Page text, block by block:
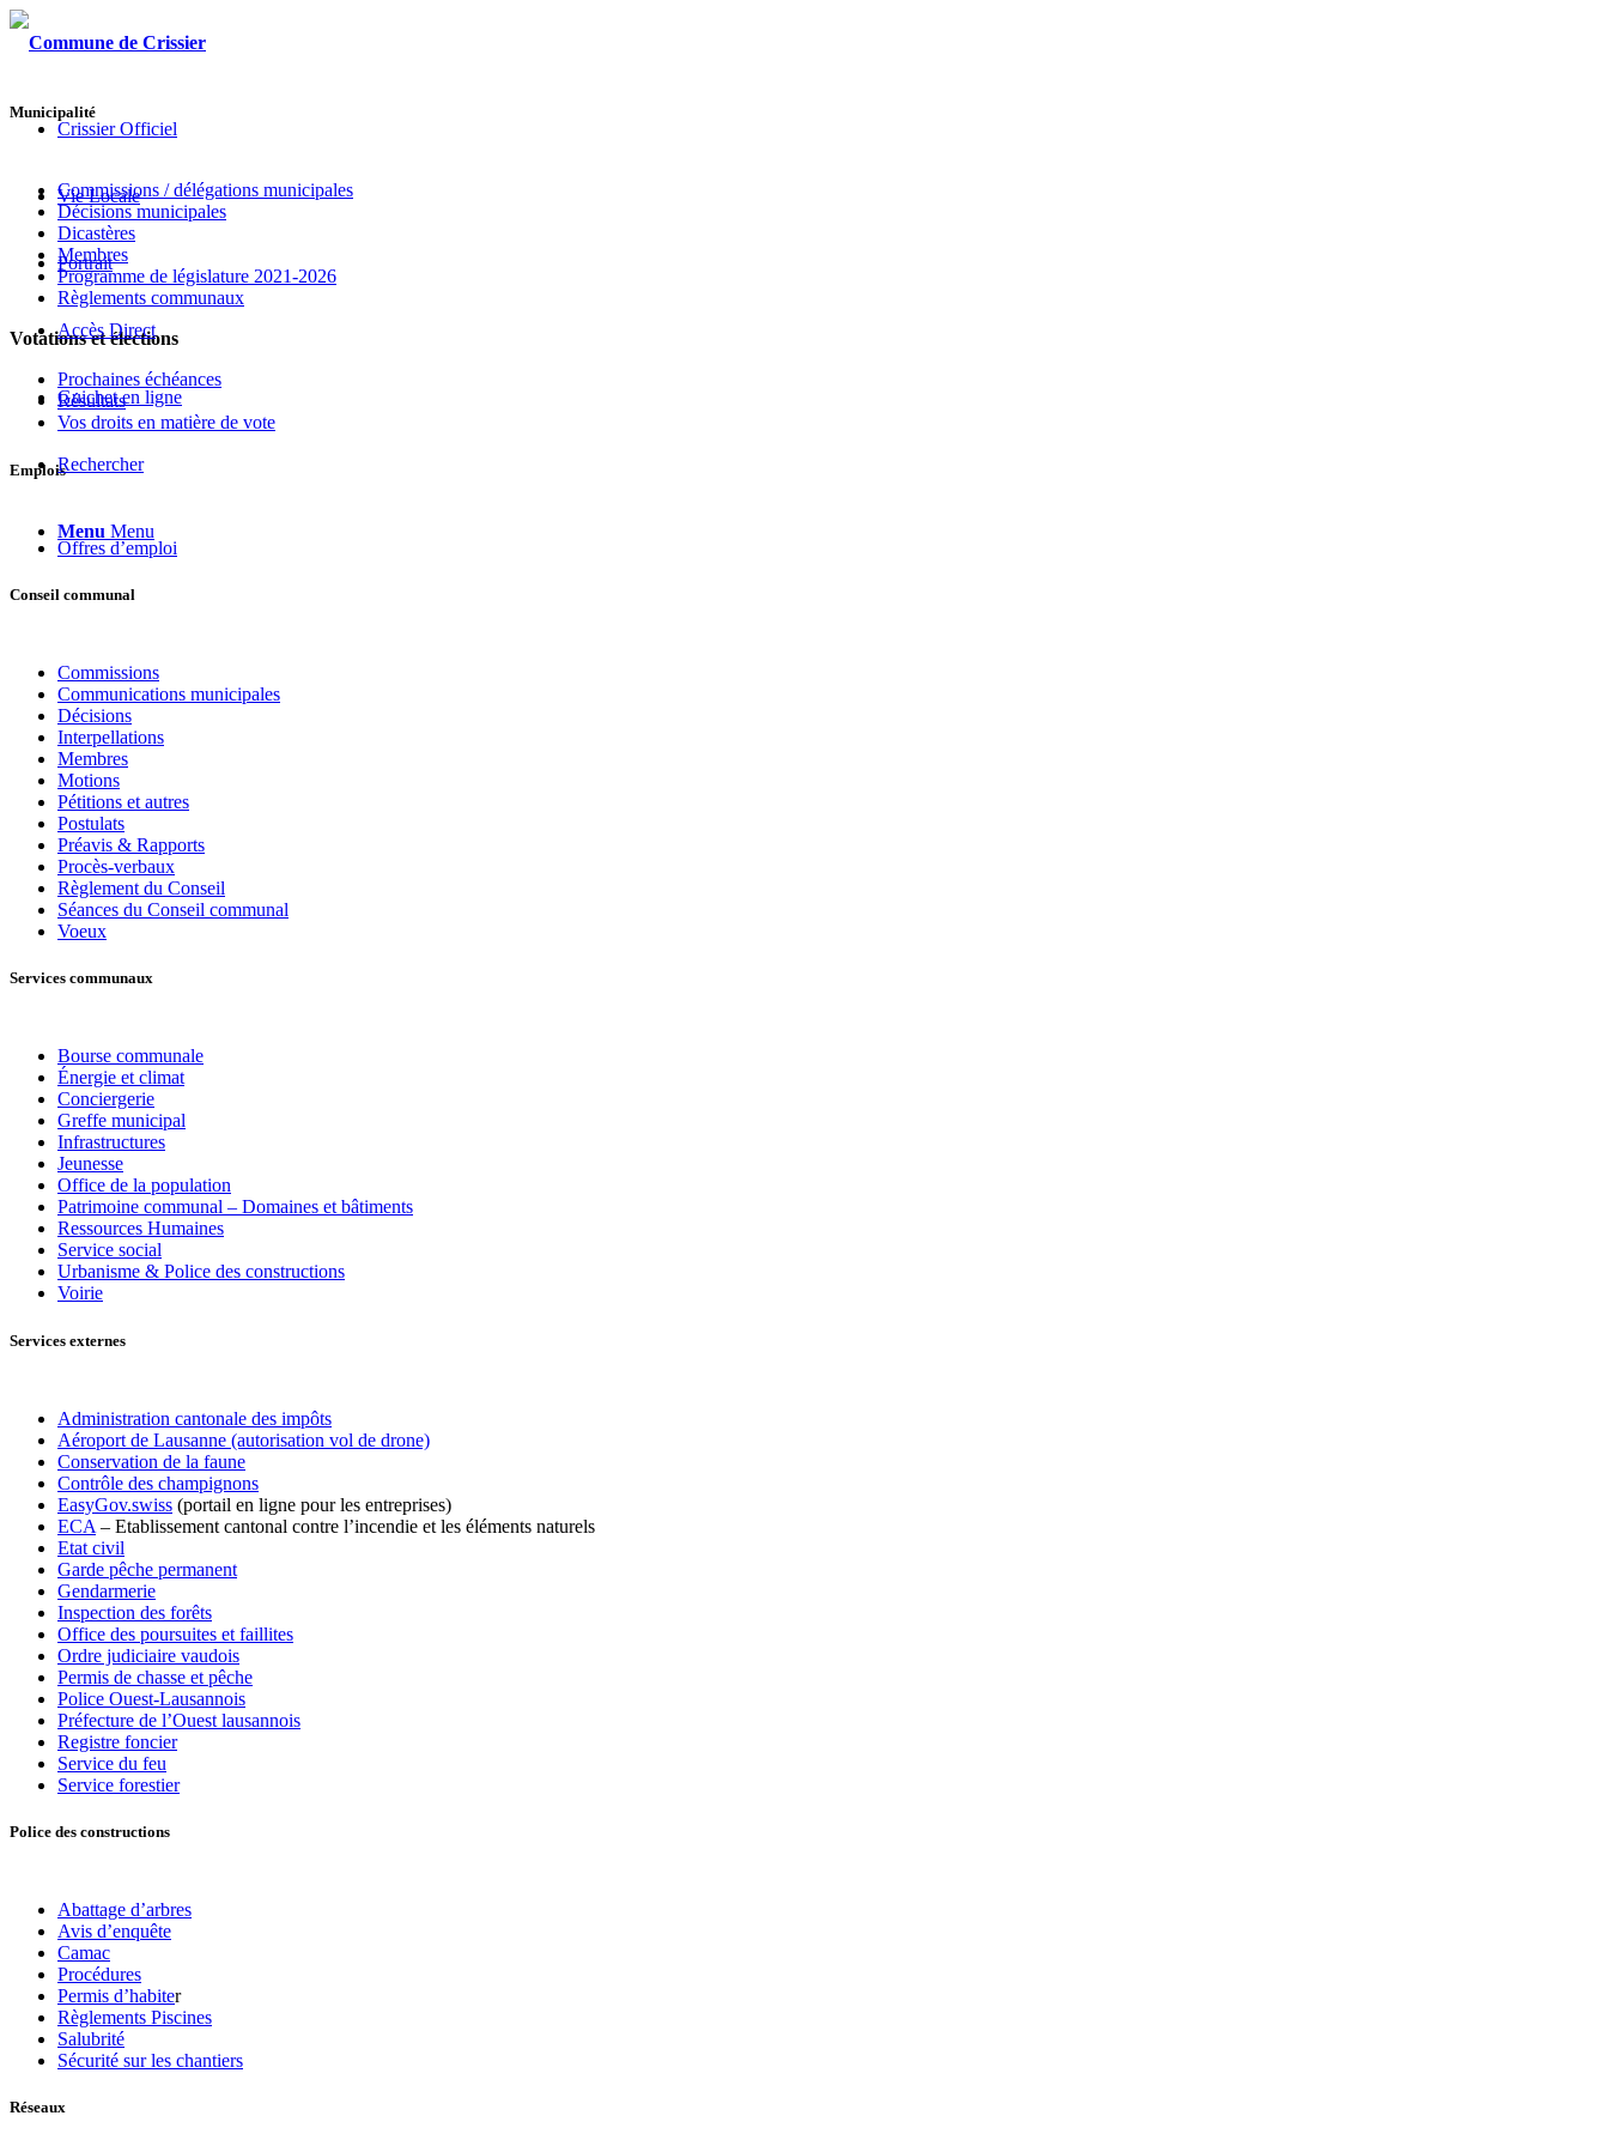
Crissier Officiel
Vie Locale
Portrait
Accès Direct
Guichet en ligne
Rechercher
Menu Menu
Municipalité
Commissions / délégations municipales
Décisions municipales
Dicastères
Membres
Programme de législature 2021-2026
Règlements communaux
Votations et élections
Prochaines échéances
Résultats
Vos droits en matière de vote
Emplois
Offres d’emploi
Conseil communal
Commissions
Communications municipales
Décisions
Interpellations
Membres
Motions
Pétitions et autres
Postulats
Préavis & Rapports
Procès-verbaux
Règlement du Conseil
Séances du Conseil communal
Voeux
Services communaux
Bourse communale
Énergie et climat
Conciergerie
Greffe municipal
Infrastructures
Jeunesse
Office de la population
Patrimoine communal – Domaines et bâtiments
Ressources Humaines
Service social
Urbanisme & Police des constructions
Voirie
Services externes
Administration cantonale des impôts
Aéroport de Lausanne (autorisation vol de drone)
Conservation de la faune
Contrôle des champignons
EasyGov.swiss (portail en ligne pour les entreprises)
ECA – Etablissement cantonal contre l’incendie et les éléments naturels
Etat civil
Garde pêche permanent
Gendarmerie
Inspection des forêts
Office des poursuites et faillites
Ordre judiciaire vaudois
Permis de chasse et pêche
Police Ouest-Lausannois
Préfecture de l’Ouest lausannois
Registre foncier
Service du feu
Service forestier
Police des constructions
Abattage d’arbres
Avis d’enquête
Camac
Procédures
Permis d’habiter
Règlements Piscines
Salubrité
Sécurité sur les chantiers
Réseaux